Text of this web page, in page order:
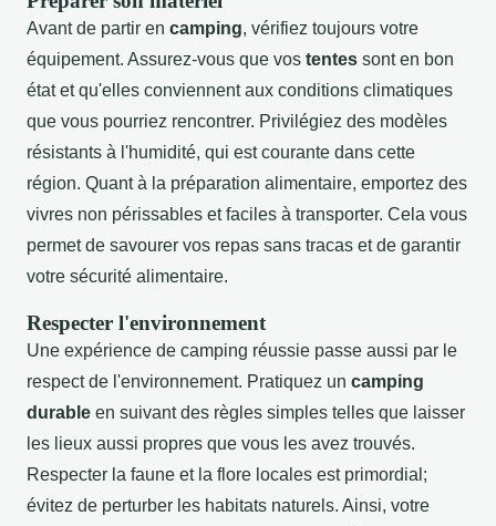
Avant de partir en camping, vérifiez toujours votre
équipement. Assurez-vous que vos tentes sont en bon
état et qu'elles conviennent aux conditions climatiques
que vous pourriez rencontrer. Privilégiez des modèles
résistants à l'humidité, qui est courante dans cette
région. Quant à la préparation alimentaire, emportez des
vivres non périssables et faciles à transporter. Cela vous
permet de savourer vos repas sans tracas et de garantir
votre sécurité alimentaire.
Respecter l'environnement
Une expérience de camping réussie passe aussi par le
respect de l'environnement. Pratiquez un camping
durable en suivant des règles simples telles que laisser
les lieux aussi propres que vous les avez trouvés.
Respecter la faune et la flore locales est primordial;
évitez de perturber les habitats naturels. Ainsi, votre